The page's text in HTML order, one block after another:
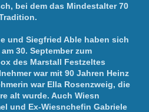
bei dem das Mindestalter 70
und Siegfried Able haben sich
30. September zum
des Marstall Festzeltes
war mit 90 Jahren Heinz
war Ella Rosenzweig, die
alt wurde. Auch Wiesn
und Ex-Wiesnchefin Gabriele